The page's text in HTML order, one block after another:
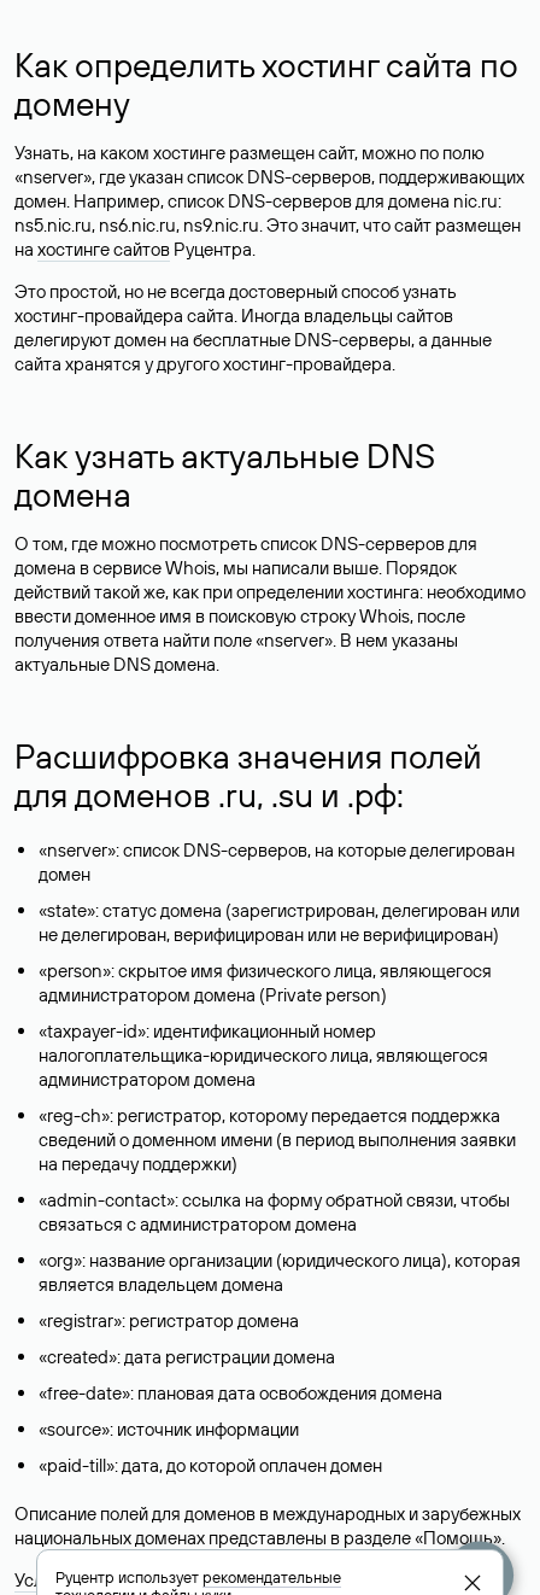
Как определить хостинг сайта по
домену
Узнать, на каком хостинге размещен сайт, можно по полю
«nserver», где указан список DNS-серверов, поддерживающих
домен. Например, список DNS-серверов для домена nic.ru:
ns5.nic.ru, ns6.nic.ru, ns9.nic.ru. Это значит, что сайт размещен
на хостинге сайтов Руцентра.
Это простой, но не всегда достоверный способ узнать
хостинг-провайдера сайта. Иногда владельцы сайтов
делегируют домен на бесплатные DNS-серверы, а данные
сайта хранятся у другого хостинг-провайдера.
Как узнать актуальные DNS
домена
О том, где можно посмотреть список DNS-серверов для
домена в сервисе Whois, мы написали выше. Порядок
действий такой же, как при определении хостинга: необходимо
ввести доменное имя в поисковую строку Whois, после
получения ответа найти поле «nserver». В нем указаны
актуальные DNS домена.
Расшифровка значения полей
для доменов .ru, .su и .рф:
«nserver»: список DNS-серверов, на которые делегирован
домен
«state»: статус домена (зарегистрирован, делегирован или
не делегирован, верифицирован или не верифицирован)
«person»: скрытое имя физического лица, являющегося
администратором домена (Privatе person)
«taxpayer-id»: идентификационный номер
налогоплательщика-юридического лица, являющегося
администратором домена
«reg-ch»: регистратор, которому передается поддержка
сведений о доменном имени (в период выполнения заявки
на передачу поддержки)
«admin-contact»: ссылка на форму обратной связи, чтобы
связаться с администратором домена
«org»: название организации (юридического лица), которая
является владельцем домена
«registrar»: регистратор домена
«created»: дата регистрации домена
«free-date»: плановая дата освобождения домена
«source»: источник информации
«paid-till»: дата, до которой оплачен домен
Описание полей для доменов в международных и зарубежных
национальных доменах представлены в разделе «Помощь».
Условия использования Whois-сервиса
Руцентр используетрекомендательные